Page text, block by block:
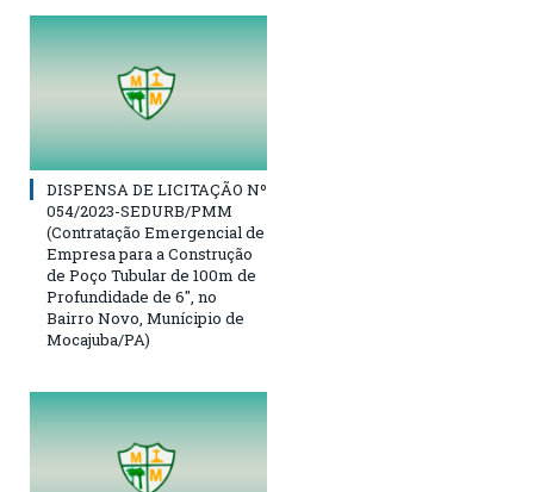
DISPENSA DE LICITAÇÃO Nº
054/2023-SEDURB/PMM
(Contratação Emergencial de
Empresa para a Construção
de Poço Tubular de 100m de
Profundidade de 6″, no
Bairro Novo, Munícipio de
Mocajuba/PA)